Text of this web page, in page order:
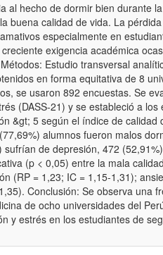
al hecho de dormir bien durante
buena calidad de vida. La
especialmente en
exigencia académica
Estudio transversal
en forma equitativa de 8
se usaron 892 encuestas. Se
(DASS-21) y se estableció a los
&gt; 5 según el índice de calidad
alumnos fueron malos
de depresión, 472
(p < 0,05) entre la mala
(RP = 1,23; IC = 1,15-1,31);
Conclusión: Se observa una
de ocho universidades del
y estrés en los estudiantes de